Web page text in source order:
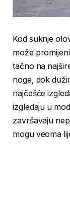
Kod suknje
može
tačno na
noge, dok
najčešće
izgledaju u
završavaju
mogu veoma